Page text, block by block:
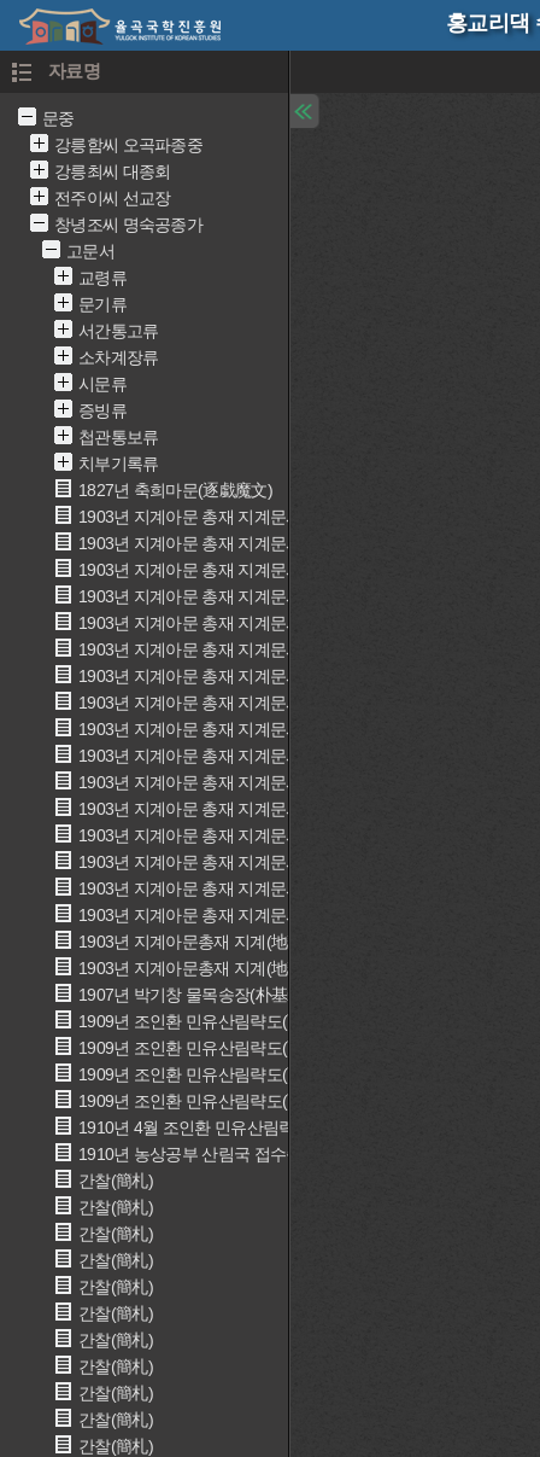
홍교리댁
자료명
문중
강릉함씨 오곡파종중
강릉최씨 대종회
전주이씨 선교장
창녕조씨 명숙공종가
고문서
교령류
문기류
서간통고류
소차계장류
시문류
증빙류
첩관통보류
치부기록류
1827년 축희마문(逐戱魔文)
1903년 지계아문 총재 지계문서(地契衙門 總裁 地契文書)
1903년 지계아문 총재 지계문서(地契衙門 總裁 地契文書)
1903년 지계아문 총재 지계문서(地契衙門 總裁 地契文書)
1903년 지계아문 총재 지계문서(地契衙門 總裁 地契文書)
1903년 지계아문 총재 지계문서(地契衙門 總裁 地契文書)
1903년 지계아문 총재 지계문서(地契衙門 總裁 地契文書)
1903년 지계아문 총재 지계문서(地契衙門 總裁 地契文書)
1903년 지계아문 총재 지계문서(地契衙門 總裁 地契文書)
1903년 지계아문 총재 지계문서(地契衙門 總裁 地契文書)
1903년 지계아문 총재 지계문서(地契衙門 總裁 地契文書)
1903년 지계아문 총재 지계문서(地契衙門 總裁 地契文書)
1903년 지계아문 총재 지계문서(地契衙門 總裁 地契文書)
1903년 지계아문 총재 지계문서(地契衙門 總裁 地契文書)
1903년 지계아문 총재 지계문서(地契衙門 總裁 地契文書)
1903년 지계아문 총재 지계문서(地契衙門 總裁 地契文書)
1903년 지계아문 총재 지계문서(地契衙門 總裁 地契文書)
1903년 지계아문총재 지계(地契衙門總裁)
1903년 지계아문총재 지계(地契衙門總裁)
1907년 박기창 물목송장(朴基昶)
1909년 조인환 민유산림략도(曺仁煥 民有山林略圖)
1909년 조인환 민유산림략도(曺仁煥 民有山林略圖)
1909년 조인환 민유산림략도(曺仁煥 民有山林略圖)
1909년 조인환 민유산림략도(曺仁煥 民有山林略圖)
1910년 4월 조인환 민유산림략도(曺仁煥 民有山林略圖)
1910년 농상공부 산림국 접수증(農商工部 山林局)
간찰(簡札)
간찰(簡札)
간찰(簡札)
간찰(簡札)
간찰(簡札)
간찰(簡札)
간찰(簡札)
간찰(簡札)
간찰(簡札)
간찰(簡札)
간찰(簡札)